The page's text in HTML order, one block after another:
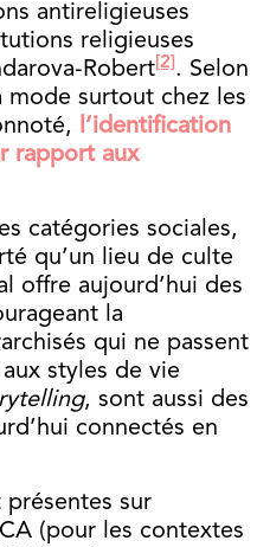
antireligieuses
religieuses
Robert[2] . Selon
mode surtout chez les
l’identification
rapport aux
catégories sociales,
qu’un lieu de culte
offre aujourd’hui des
la
qui ne passent
styles de vie
, sont aussi des
connectés en
présentes sur
(pour les contextes